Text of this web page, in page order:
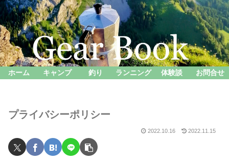
ホーム キャンプ 釣り ランニング 体験談 お問合せ
プライバシーポリシー
2022.10.16 2022.11.15